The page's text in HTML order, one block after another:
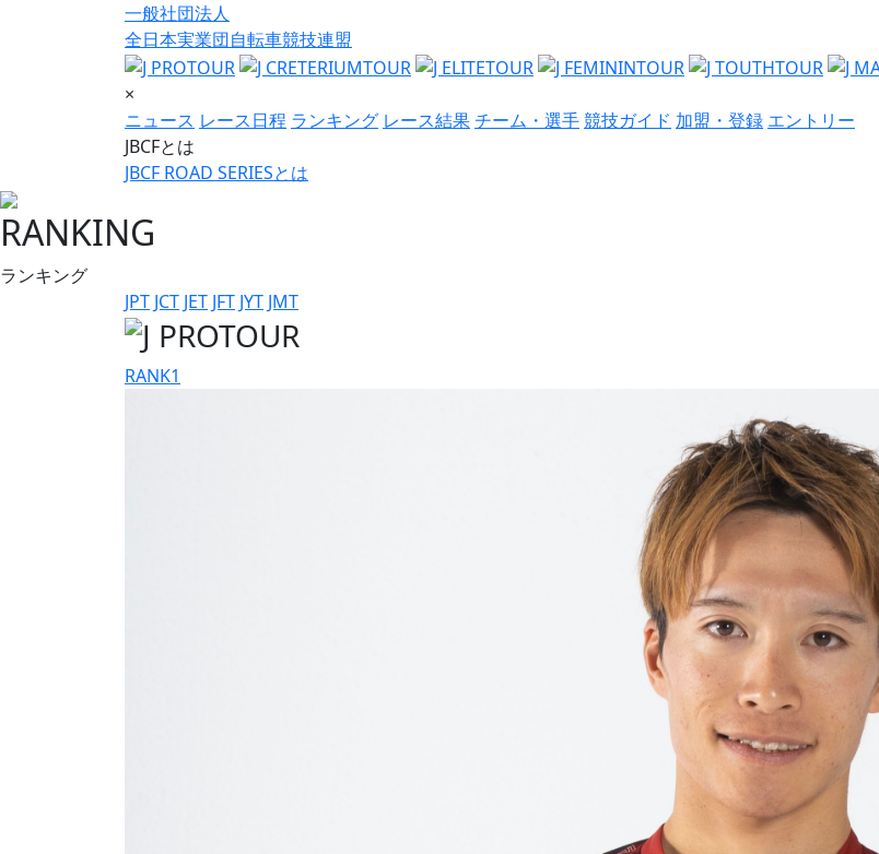
一般社団法人
全日本実業団自転車競技連盟
×
ニュース レース日程 ランキング レース結果チーム・選手競技ガイド 加盟・登録 エントリー
JBCFとは
JBCF ROAD SERIESとは
RANKING
ランキング
JPT JCT JET JFT JYT JMT
RANK1